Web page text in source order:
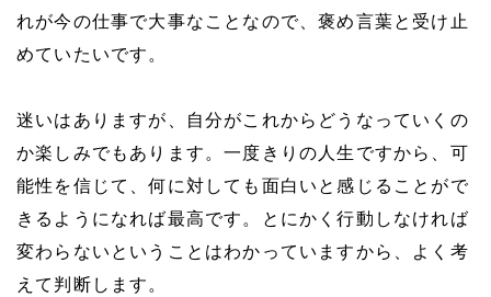
れが今の仕事で大事なことなので、褒め言葉と受け止
めていたいです。
迷いはありますが、自分がこれからどうなっていくの
か楽しみでもあります。一度きりの人生ですから、可
能性を信じて、何に対しても面白いと感じることがで
きるようになれば最高です。
とにかく行動しなければ
変わらないということはわかっていますから、よく考
えて判断します。